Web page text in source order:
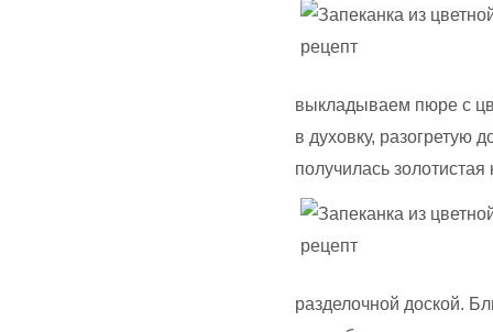
выкладываем пюре с
в духовку, разогретую
получилась золотистая
разделочной доской.